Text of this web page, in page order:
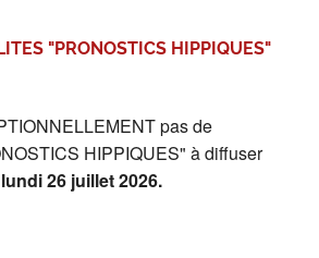
"PRONOSTICS HIPPIQUES"
pas de
HIPPIQUES" à diffuser
26 juillet 2026.